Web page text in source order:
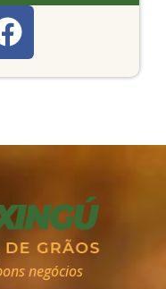
negócios